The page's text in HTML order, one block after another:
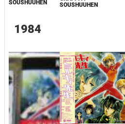
SOUSHUUHEN
SOUSHUUHEN
1984